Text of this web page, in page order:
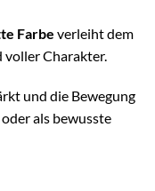
Farbe verleiht dem
Charakter.
und die Bewegung
als bewusste